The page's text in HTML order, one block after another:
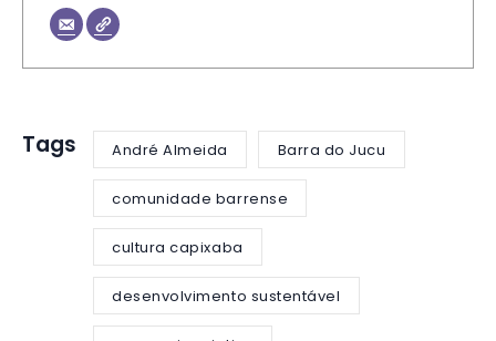
Tags André Almeida Barra do Jucu
comunidade barrense
cultura capixaba
desenvolvimento sustentável